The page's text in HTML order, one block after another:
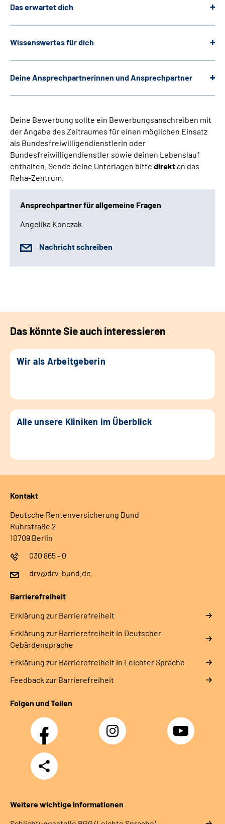
Das erwartet dich
Wissenswertes für dich
Deine Ansprechpartnerinnen und Ansprechpartner
Deine Bewerbung sollte ein Bewerbungsanschreiben mit
der Angabe des Zeitraumes für einen möglichen Einsatz
als Bundesfreiwilligendienstlerin oder
Bundesfreiwilligendienstler sowie deinen Lebenslauf
enthalten. Sende deine Unterlagen bitte direktan das
Reha-Zentrum.
Ansprechpartner für allgemeine Fragen
Angelika Konczak
Nachricht schreiben
Das könnte Sie auch interessieren
Wir als Arbeitgeberin
Alle unsere Kliniken im Überblick
Kontakt
Deutsche Rentenversicherung Bund
Ruhrstraße 2
10709 Berlin
030 865 - 0
drv@drv-bund.de
Barrierefreiheit
Erklärung zur Barrierefreiheit
Erklärung zur Barrierefreiheit in Deutscher
Gebärdensprache
Erklärung zur Barrierefreiheit in Leichter Sprache
Feedback zur Barrierefreiheit
Folgen und Teilen
Facebook Instagram YouTube
Teilen
Weitere wichtige Informationen